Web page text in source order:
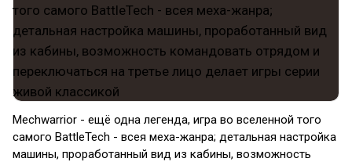
Mechwarrior - ещё одна легенда, игра во вселенной того
самого BattleTech - всея меха-жанра; детальная настройка
машины, проработанный вид из кабины, возможность